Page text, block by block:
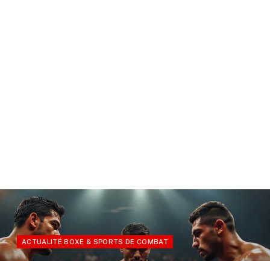
ACTUALITÉ BOXE & SPORTS DE COMBAT